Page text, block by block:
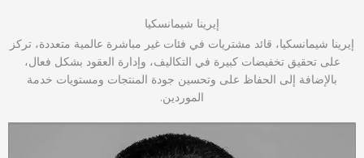
إيرينا شيمانسكيا
إيرينا شيمانسكيا، قائد مشتريات في فئات غير مباشرة عالمية متعددة، تركز
على تحقيق تخفيضات كبيرة في التكاليف، وإدارة العقود بشكل فعال،
بالإضافة إلى الحفاظ على وتحسين جودة المنتجات ومستويات خدمة
الموردين.